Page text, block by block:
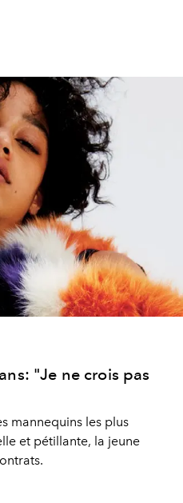
"Je ne crois pas
mannequins les plus
et pétillante, la jeune